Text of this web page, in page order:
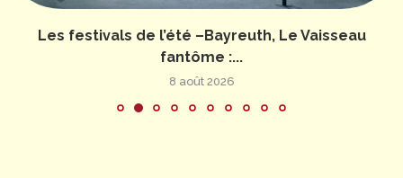
Les festivals de l’été –Bayreuth, Le Vaisseau
fantôme :...
8 août 2026